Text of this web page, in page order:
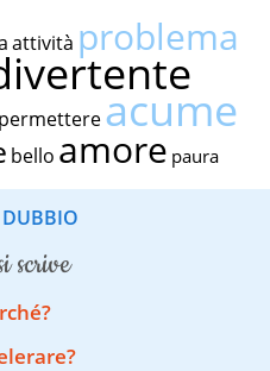
attività problema
permettereacume
bello amore paura
scrive